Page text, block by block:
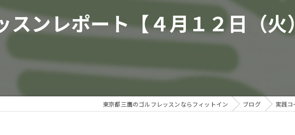
ンストラクター 高島平店 体験レッスンのお申込み四谷店 体験レッス
スンレポート【４月１２日（火
東京都三鷹のゴルフレッスンならフィットイン ブログ 実践コ